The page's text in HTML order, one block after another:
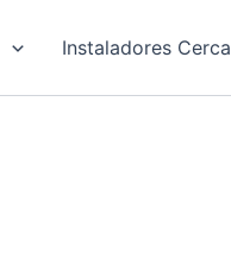
Instaladores Cerca